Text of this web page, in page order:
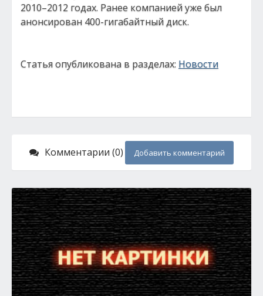
2010–2012 годах. Ранее компанией уже был
анонсирован 400-гигабайтный диск.
Статья опубликована в разделах: Новости
Комментарии (0) Добавить комментарий